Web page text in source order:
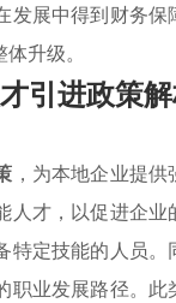
发展中得到财务
升级。
引进政策
，为本地企业提
人才，以促进企
特定技能的人员
职业发展路径。此